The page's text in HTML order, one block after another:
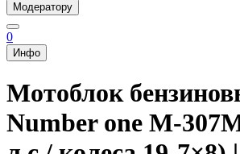
Модератору
0
Инфо
Мотоблок
Number one М-